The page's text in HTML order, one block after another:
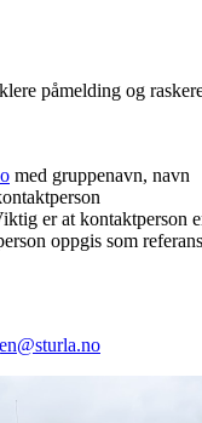
påmelding og
med gruppenavn, navn
er at kontaktperson
oppgis som